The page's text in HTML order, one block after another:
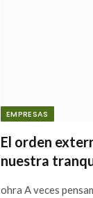
EMPRESAS
El orden
nuestra
ohra A veces